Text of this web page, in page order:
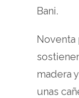
Bani.
Noventa
madera
unas